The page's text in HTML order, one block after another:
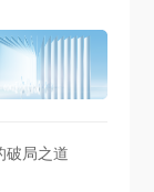
破局之道